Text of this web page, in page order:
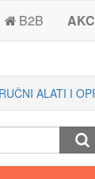
B2B
RUČNI ALATI I